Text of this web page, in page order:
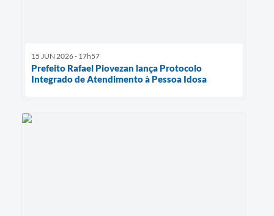
15 JUN 2026 - 17h57
Prefeito Rafael Piovezan lança Protocolo
Integrado de Atendimento à Pessoa Idosa